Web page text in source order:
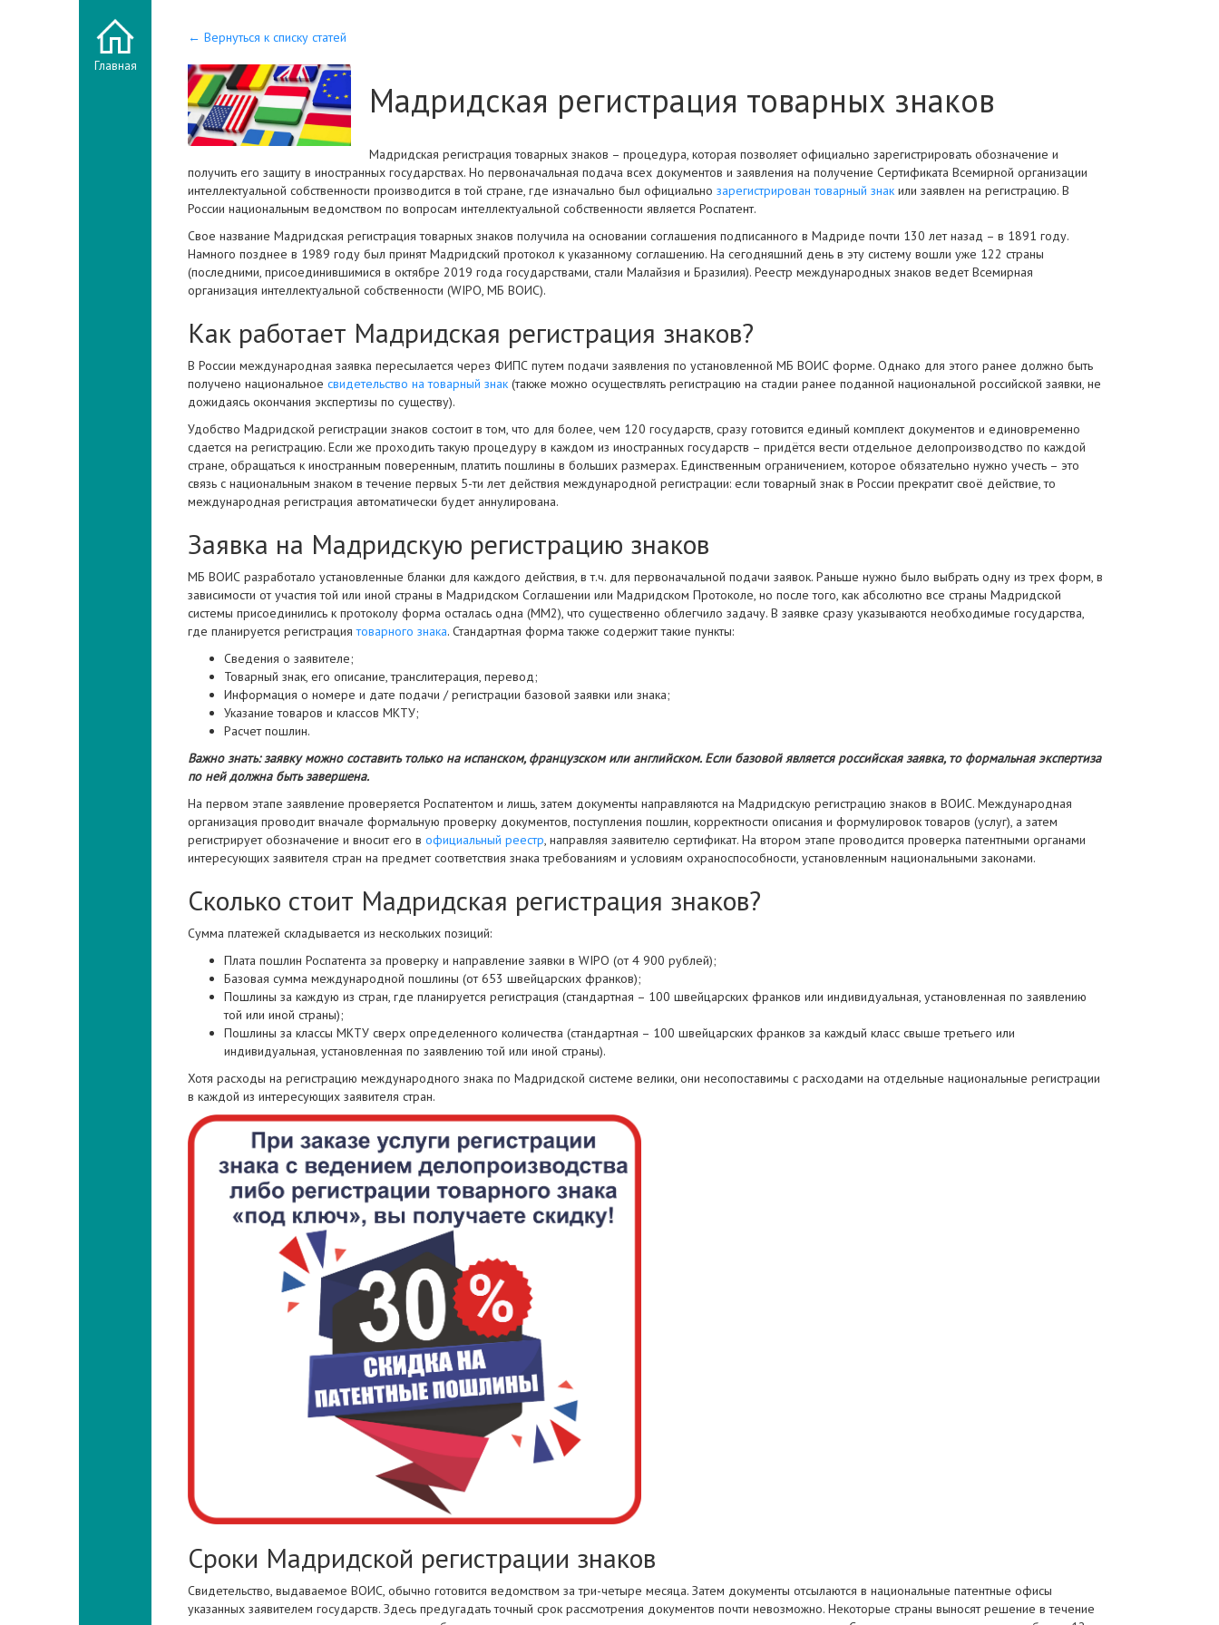
Главная
← Вернуться к списку статей
Мадридская регистрация товарных знаков
Мадридская регистрация товарных знаков – процедура, которая позволяет официально зарегистрировать обозначение и
получить его защиту в иностранных государствах. Но первоначальная подача всех документов и заявления на получение Сертификата Всемирной организации
интеллектуальной собственности производится в той стране, где изначально был официально зарегистрирован товарный знак или заявлен на регистрацию. В
России национальным ведомством по вопросам интеллектуальной собственности является Роспатент.
Свое название Мадридская регистрация товарных знаков получила на основании соглашения подписанного в Мадриде почти 130 лет назад – в 1891 году.
Намного позднее в 1989 году был принят Мадридский протокол к указанному соглашению. На сегодняшний день в эту систему вошли уже 122 страны
(последними, присоединившимися в октябре 2019 года государствами, стали Малайзия и Бразилия). Реестр международных знаков ведет Всемирная
организация интеллектуальной собственности (WIPO, МБ ВОИС).
Как работает Мадридская регистрация знаков?
В России международная заявка пересылается через ФИПС путем подачи заявления по установленной МБ ВОИС форме. Однако для этого ранее должно быть
получено национальное свидетельство на товарный знак (также можно осуществлять регистрацию на стадии ранее поданной национальной российской заявки, не
дожидаясь окончания экспертизы по существу).
Удобство Мадридской регистрации знаков состоит в том, что для более, чем 120 государств, сразу готовится единый комплект документов и единовременно
сдается на регистрацию. Если же проходить такую процедуру в каждом из иностранных государств – придётся вести отдельное делопроизводство по каждой
стране, обращаться к иностранным поверенным, платить пошлины в больших размерах. Единственным ограничением, которое обязательно нужно учесть – это
связь с национальным знаком в течение первых 5-ти лет действия международной регистрации: если товарный знак в России прекратит своё действие, то
международная регистрация автоматически будет аннулирована.
Заявка на Мадридскую регистрацию знаков
МБ ВОИС разработало установленные бланки для каждого действия, в т.ч. для первоначальной подачи заявок. Раньше нужно было выбрать одну из трех форм, в
зависимости от участия той или иной страны в Мадридском Соглашении или Мадридском Протоколе, но после того, как абсолютно все страны Мадридской
системы присоединились к протоколу форма осталась одна (ММ2), что существенно облегчило задачу. В заявке сразу указываются необходимые государства,
где планируется регистрациятоварного знака. Стандартная форма также содержит такие пункты:
Сведения о заявителе;
Товарный знак, его описание, транслитерация, перевод;
Информация о номере и дате подачи / регистрации базовой заявки или знака;
Указание товаров и классов МКТУ;
Расчет пошлин.
Важно знать: заявку можно составить только на испанском, французском или английском. Если базовой является российская заявка, то формальная экспертиза
по ней должна быть завершена.
На первом этапе заявление проверяется Роспатентом и лишь, затем документы направляются на Мадридскую регистрацию знаков в ВОИС. Международная
организация проводит вначале формальную проверку документов, поступления пошлин, корректности описания и формулировок товаров (услуг), а затем
регистрирует обозначение и вносит его в официальный реестр, направляя заявителю сертификат. На втором этапе проводится проверка патентными органами
интересующих заявителя стран на предмет соответствия знака требованиям и условиям охраноспособности, установленным национальными законами.
Сколько стоит Мадридская регистрация знаков?
Сумма платежей складывается из нескольких позиций:
Плата пошлин Роспатента за проверку и направление заявки в WIPO (от 4 900 рублей);
Базовая сумма международной пошлины (от 653 швейцарских франков);
Пошлины за каждую из стран, где планируется регистрация (стандартная – 100 швейцарских франков или индивидуальная, установленная по заявлению
той или иной страны);
Пошлины за классы МКТУ сверх определенного количества (стандартная – 100 швейцарских франков за каждый класс свыше третьего или
индивидуальная, установленная по заявлению той или иной страны).
Хотя расходы на регистрацию международного знака по Мадридской системе велики, они несопоставимы с расходами на отдельные национальные регистрации
в каждой из интересующих заявителя стран.
Сроки Мадридской регистрации знаков
Свидетельство, выдаваемое ВОИС, обычно готовится ведомством за три-четыре месяца. Затем документы отсылаются в национальные патентные офисы
указанных заявителем государств. Здесь предугадать точный срок рассмотрения документов почти невозможно. Некоторые страны выносят решение в течение